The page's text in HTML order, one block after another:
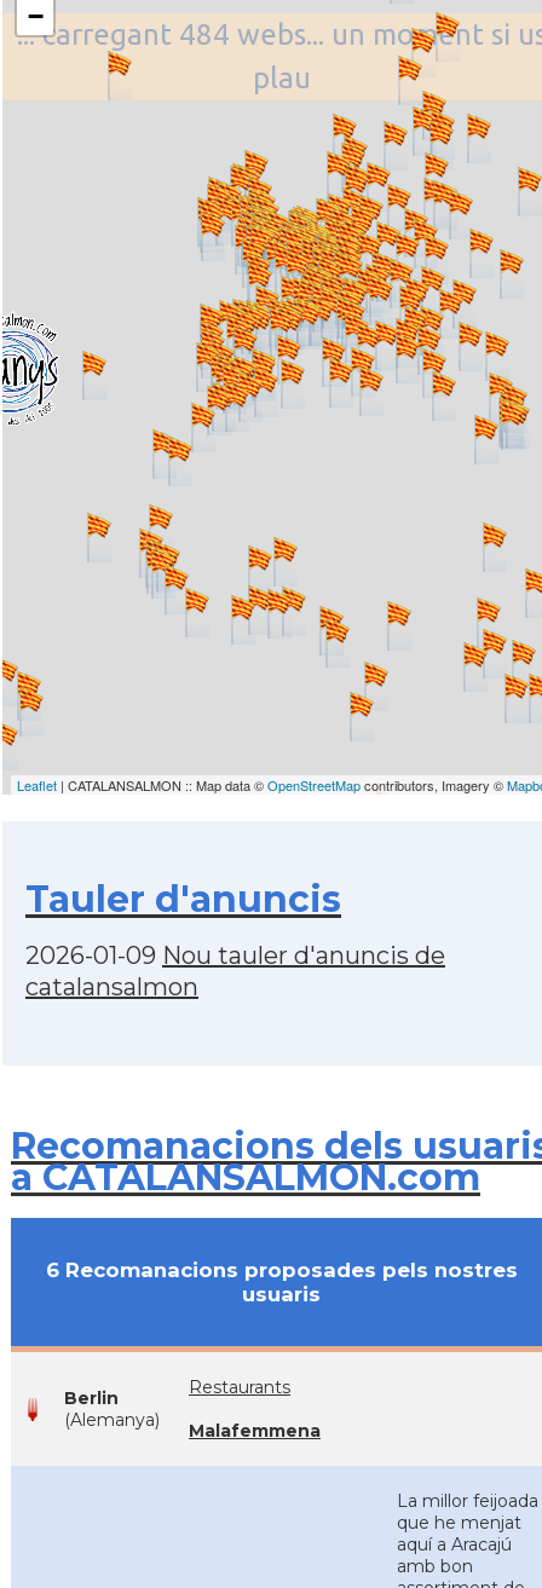
... carregant 484 webs... un moment si
plau
−
Leaflet | CATALANSALMON :: Map data ©OpenStreetMapcontributors, Imagery ©
Tauler d'anuncis
2026-01-09 Nou tauler d'anuncis de
catalansalmon
Recomanacions dels
a CATALANSALMON.com
6 Recomanacions proposades pels nostres
usuaris
Berlin
(Alemanya)
Restaurants
Malafemmena
La millor feijoada
que he menjat
aquí a Aracajú
amb bon